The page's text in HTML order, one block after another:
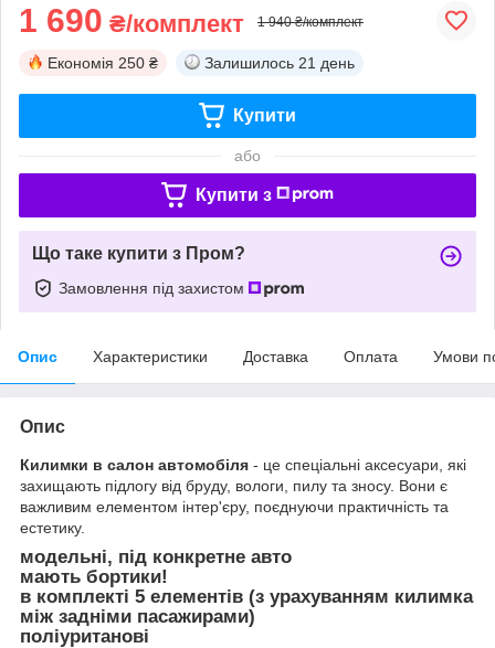
1 690 ₴/комплект 1 940 ₴/комплект
Економія 250 ₴ Залишилось 21 день
Купити
або
Купити з
Що таке купити з Пром?
Замовлення під захистом
Опис Характеристики Доставка Оплата Умови
Опис
Килимки в салон автомобіля - це спеціальні аксесуари, які
захищають підлогу від бруду, вологи, пилу та зносу. Вони є
важливим елементом інтер'єру, поєднуючи практичність та
естетику.
модельні, під конкретне авто
мають бортики!
в комплекті 5 елементів (з урахуванням килимка
між задніми пасажирами)
поліуританові